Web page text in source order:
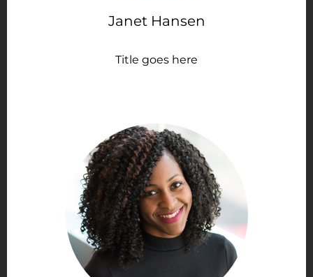
Janet Hansen
Title goes here